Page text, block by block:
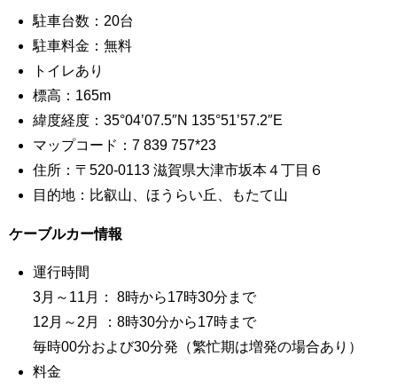
駐車台数：20台
駐車料金：無料
トイレあり
標高：165m
緯度経度：35°04’07.5″N 135°51’57.2″E
マップコード：7 839 757*23
住所：〒520-0113 滋賀県大津市坂本４丁目６
目的地：比叡山、ほうらい丘、もたて山
ケーブルカー情報
運行時間
3月～11月： 8時から17時30分まで
12月～2月 ：8時30分から17時まで
毎時00分および30分発（繁忙期は増発の場合あり）
料金